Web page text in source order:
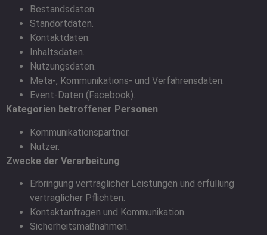
Bestandsdaten.
Standortdaten.
Kontaktdaten.
Inhaltsdaten.
Nutzungsdaten.
Meta-, Kommunikations- und Verfahrensdaten.
Event-Daten (Facebook).
Kategorien betroffener Personen
Kommunikationspartner.
Nutzer.
Zwecke der Verarbeitung
Erbringung vertraglicher Leistungen und erfüllung
vertraglicher Pflichten.
Kontaktanfragen und Kommunikation.
Sicherheitsmaßnahmen.